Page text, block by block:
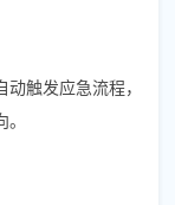
触发应急流程，